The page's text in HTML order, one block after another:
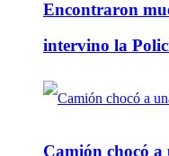
Encontraron
intervino la
Camión chocó a